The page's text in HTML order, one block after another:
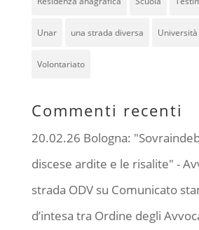
Unar una strada diversa Università
Volontariato
Commenti recenti
20.02.26 Bologna:
discese ardite e le risalite" -
strada ODVsu Comunicato
d’intesa tra Ordine degli